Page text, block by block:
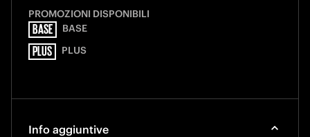
PROMOZIONI DISPONIBILI
BASE BASE
PLUS PLUS
Info aggiuntive